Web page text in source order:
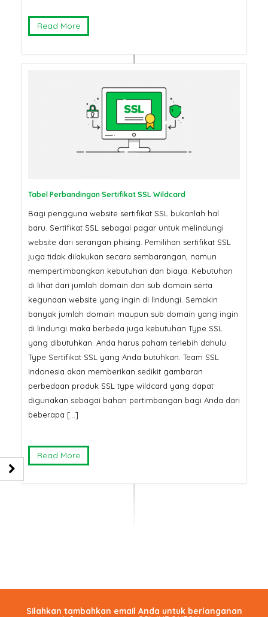
Read More
Tabel Perbandingan Sertifikat SSL Wildcard
Bagi pengguna website sertifikat SSL bukanlah hal
baru. Sertifikat SSL sebagai pagar untuk melindungi
website dari serangan phising. Pemilihan sertifikat SSL
juga tidak dilakukan secara sembarangan, namun
mempertimbangkan kebutuhan dan biaya. Kebutuhan
di lihat dari jumlah domain dan sub domain serta
kegunaan website yang ingin di lindungi. Semakin
banyak jumlah domain maupun sub domain yang ingin
di lindungi maka berbeda juga kebutuhan Type SSL
yang dibutuhkan. Anda harus paham terlebih dahulu
Type Sertifikat SSL yang Anda butuhkan. Team SSL
Indonesia akan memberikan sedikit gambaran
perbedaan produk SSL type wildcard yang dapat
digunakan sebagai bahan pertimbangan bagi Anda dari
beberapa […]
Read More
Silahkan tambahkan email Anda untuk berlanganan